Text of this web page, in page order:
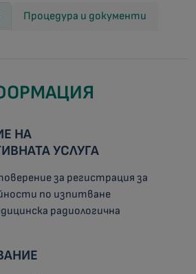
Процедура и документи
НА
УСЛУГА
за регистрация за
по изпитване
радиологична